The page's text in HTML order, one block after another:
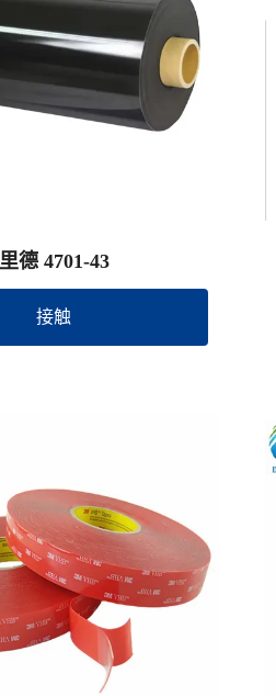
里德 4701-43
接触